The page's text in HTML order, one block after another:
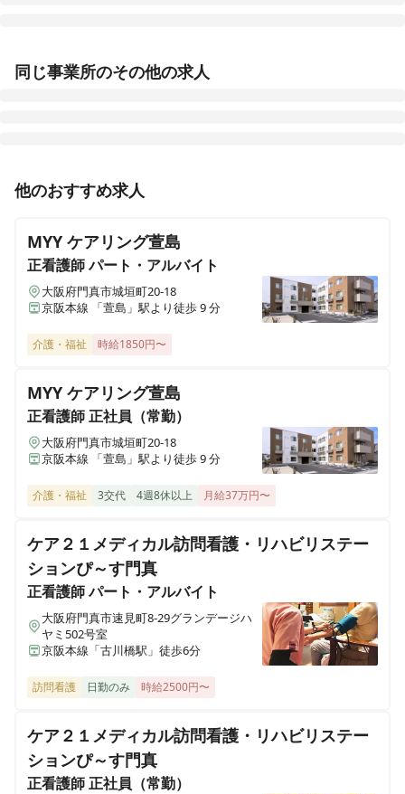
兵庫県姫路市北条口一丁目9 久宝寺ビル1階
在宅介護センター明石
在宅介護センター新大阪
大阪府大阪市淀川区西中島四丁目12-22 西中島ユーリプラザ201号室
大阪府大阪市生野区巽中一丁目12-24 COM PLAZA 巽中 A-5号室
在宅介護センター堺
大阪府堺市北区長曽根町3029-14プルミエールコート 1階102号室
在宅介護センター東大阪
大阪府東大阪市長田西二丁目1-26 A号
在宅介護センター高槻
大阪府高槻市上田辺町2-20 松尾ビル201号
在宅介護センター大阪旭
大阪府大阪市旭区生江一丁目10-41
在宅介護センター住之江
大阪府大阪市住之江区平林南一丁目2-82
在宅介護センター豊中
大阪府豊中市北桜塚二丁目14-10
同じ事業所のその他の求人
准看護師 パート・アルバイト
≪非常勤≫【門真市 / 門真市駅】週1～5日◎Wワーク◎
正看護師 正社員（常勤）
【門真市 / 門真市駅】日勤のみ・夜勤なし◎日曜日休み
◎入浴訪問の看護師募集
正看護師 パート・アルバイト
≪非常勤≫【門真市 / 門真市駅】週1～5日◎Wワーク◎
入浴訪問の看護師募集
他のおすすめ求人
MYY ケアリング萱島
正看護師パート・アルバイト
大阪府門真市城垣町20-18
京阪本線 「萱島」駅より徒歩 9 分
介護・福祉 時給1850円〜
MYY ケアリング萱島
正看護師正社員（常勤）
大阪府門真市城垣町20-18
京阪本線 「萱島」駅より徒歩 9 分
介護・福祉 3交代 4週8休以上 月給37万円〜
ケア２１メディカル訪問看護・リハビリステー
ションぴ～す門真
正看護師パート・アルバイト
大阪府門真市速見町8-29グランデージハ
ヤミ502号室
京阪本線「古川橋駅」徒歩6分
訪問看護 日勤のみ 時給2500円〜
ケア２１メディカル訪問看護・リハビリステー
ションぴ～す門真
正看護師正社員（常勤）